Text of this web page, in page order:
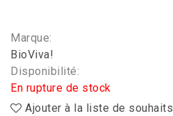
Marque:
BioViva!
Disponibilité:
En rupture de stock
Ajouter à la liste de souhaits